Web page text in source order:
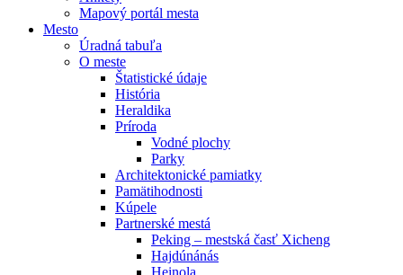
Mapový portál mesta
Mesto
Úradná tabuľa
O meste
Štatistické údaje
História
Heraldika
Príroda
Vodné plochy
Parky
Architektonické pamiatky
Pamätihodnosti
Kúpele
Partnerské mestá
Peking – mestská časť Xicheng
Hajdúnánás
Heinola